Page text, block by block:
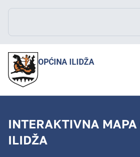
OPĆINA ILIDŽA
INTERAKTIVNA MAPA
ILIDŽA